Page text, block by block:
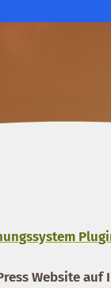
Website